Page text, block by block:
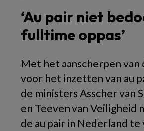
‘Au pair niet
fulltime oppas’
Met het aanscherpen van
voor het inzetten van au
de ministers Asscher van
en Teeven van Veiligheid
de au pair in Nederland te